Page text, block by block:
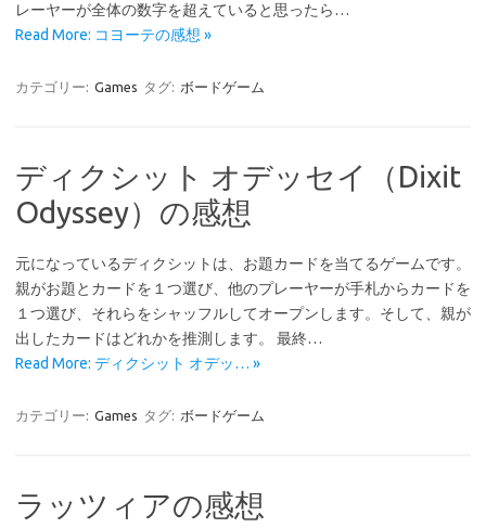
レーヤーが全体の数字を超えていると思ったら…
Read More: コヨーテの感想 »
カテゴリー: Games タグ: ボードゲーム
ディクシット オデッセイ（Dixit
Odyssey）の感想
元になっているディクシットは、お題カードを当てるゲームです。
親がお題とカードを１つ選び、他のプレーヤーが手札からカードを
１つ選び、それらをシャッフルしてオープンします。そして、親が
出したカードはどれかを推測します。 最終…
Read More: ディクシット オデッ… »
カテゴリー: Games タグ: ボードゲーム
ラッツィアの感想